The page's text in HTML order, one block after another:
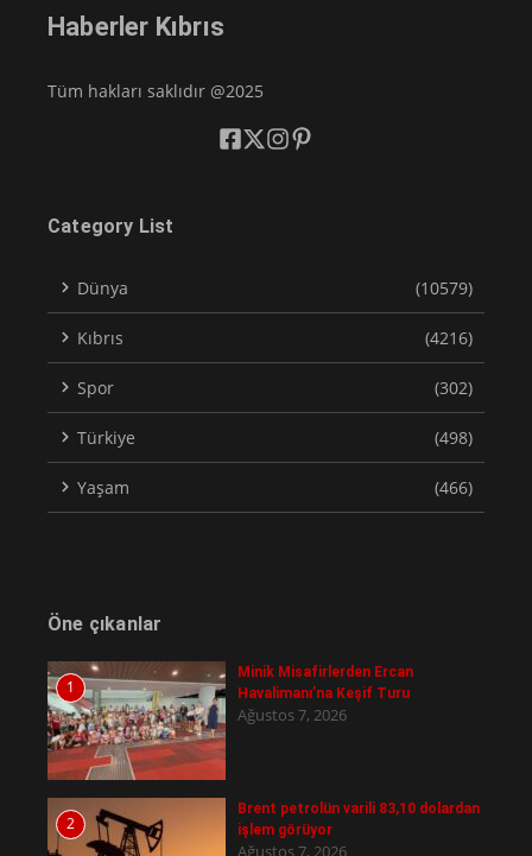
Haberler Kıbrıs
Tüm hakları saklıdır @2025
Category List
Dünya (10579)
Kıbrıs (4216)
Spor (302)
Türkiye (498)
Yaşam (466)
Öne çıkanlar
1
Minik Misafirlerden Ercan
Havalimanı’na Keşif Turu
Ağustos 7, 2026
2
Brent petrolün varili 83,10 dolardan
işlem görüyor
Ağustos 7, 2026